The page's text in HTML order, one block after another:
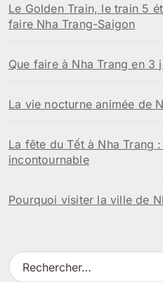
Le Golden Train, le train 5
faire Nha Trang-Saigon
Que faire à Nha Trang en
La vie nocturne animée de
La fête du Tết à Nha Trang
incontournable
Pourquoi visiter la ville de
R
e